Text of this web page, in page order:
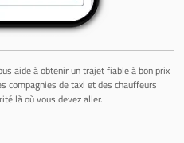
aide à obtenir un trajet fiable à bon prix
compagnies de taxi et des chauffeurs
là où vous devez aller.